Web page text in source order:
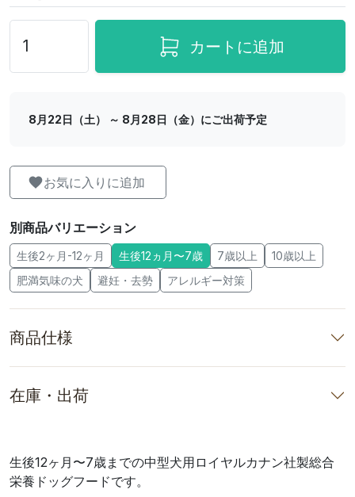
カートに追加
8月22日（土） ～ 8月28日（金）にご出荷予定
お気に入りに追加
別商品バリエーション
生後2ヶ月-12ヶ月 生後12ヵ月〜7歳 7歳以上
10歳以上
肥満気味の犬
避妊・去勢 アレルギー対策
商品仕様
在庫・出荷
生後12ヶ月〜7歳までの中型犬用ロイヤルカナン社製総合
栄養ドッグフードです。